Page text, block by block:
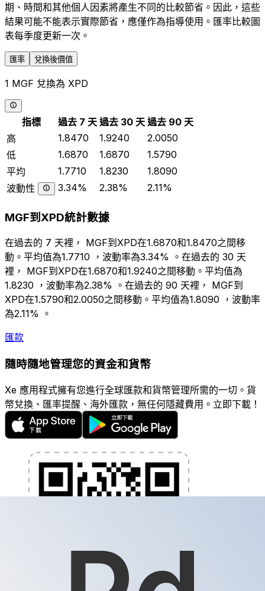
期、時間和其他個人因素將產生不同的比較節省。因此，這些
結果可能不能表示實際節省，應僅作為指導使用。匯率比較圖
表每季度更新一次。
匯率 兌換後價值
1 MGF 兌換為 XPD
指標 過去 7 天 過去 30 天 過去 90 天
高
1.8470 1.9240
2.0050
低
1.6870 1.6870
1.5790
平均
1.7710 1.8230
1.8090
波動性
3.34% 2.38% 2.11%
MGF到XPD統計數據
在過去的 7 天裡， MGF到XPD在1.6870和1.8470之間移
動。平均值為1.7710 ，波動率為3.34% 。在過去的 30 天
裡， MGF到XPD在1.6870和1.9240之間移動。平均值為
1.8230 ，波動率為2.38% 。在過去的 90 天裡， MGF到
XPD在1.5790和2.0050之間移動。平均值為1.8090 ，波動率
為2.11% 。
匯款
隨時隨地管理您的資金和貨幣
Xe 應用程式擁有您進行全球匯款和貨幣管理所需的一切。貨
幣兌換、匯率提醒、海外匯款，無任何隱藏費用。立即下載！